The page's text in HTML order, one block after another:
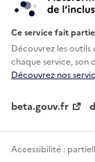
Ce service fait
Découvrez les
chaque service, son
Découvrez nos
beta.gouv.fr
Accessibilité :